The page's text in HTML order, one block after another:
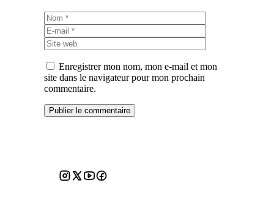
Nom
mail
web
Enregistrer mon nom, mon e-mail et mon
site dans le navigateur pour mon prochain
commentaire.